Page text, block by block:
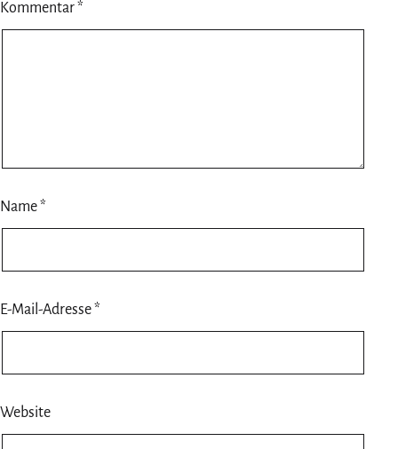
Kommentar*
Name*
E-Mail-Adresse*
Website